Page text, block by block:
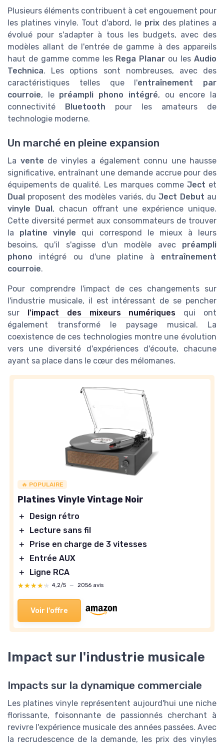
Plusieurs éléments contribuent à cet engouement pour
les platines vinyle. Tout d'abord, le prixdes platines a
évolué pour s'adapter à tous les budgets, avec des
modèles allant de l'entrée de gamme à des appareils
haut de gamme comme les Rega Planar ou lesAudio
Technica. Les options sont nombreuses, avec des
caractéristiques telles que l'entraînement par
courroie, le préampli phono intégré, ou encore la
connectivité Bluetooth pour les amateurs de
technologie moderne.
Un marché en pleine expansion
La vente de vinyles a également connu une hausse
significative, entraînant une demande accrue pour des
équipements de qualité. Les marques comme Ject et
Dual proposent des modèles variés, duJect Debut au
vinyle Dual , chacun offrant une expérience unique.
Cette diversité permet aux consommateurs de trouver
la platine vinyle qui correspond le mieux à leurs
besoins, qu'il s'agisse d'un modèle avec préampli
phono intégré ou d'une platine à entraînement
courroie.
Pour comprendre l'impact de ces changements sur
l'industrie musicale, il est intéressant de se pencher
sur
l'impact des mixeurs numériques qui ont
également transformé le paysage musical. La
coexistence de ces technologies montre une évolution
vers une diversité d'expériences d'écoute, chacune
ayant sa place dans le cœur des mélomanes.
🔥 POPULAIRE
Platines Vinyle Vintage Noir
＋
Design rétro
＋
Lecture sans fil
＋
Prise en charge de 3 vitesses
＋
Entrée AUX
＋
Ligne RCA
★★★★★
★★★★★ 4,2/5 — 2056 avis
Voir l'offre
Impact sur l'industrie musicale
Impacts sur la dynamique commerciale
Les platines vinyle représentent aujourd'hui une niche
florissante, foisonnante de passionnés cherchant à
revivre l'expérience musicale des années passées. Avec
la recrudescence de la demande, les prix des vinyles